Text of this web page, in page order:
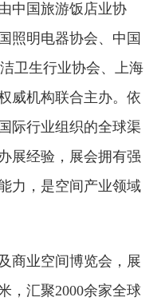
中国旅游饭店业协
照明电器协会、中国
卫生行业协会、上海
威机构联合主办。依
际行业组织的全球渠
展经验，展会拥有强
力，是空间产业领域
业空间博览会，展
，汇聚2000余家全球